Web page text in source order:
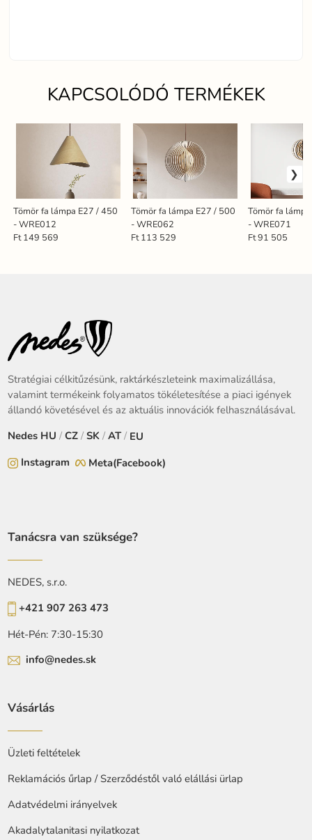
KAPCSOLÓDÓ TERMÉKEK
Tömör fa lámpa E27 / 450
- WRE012
Ft 149 569
Tömör fa lámpa E27 / 500
- WRE062
Ft 113 529
Tömör fa
- WRE071
Ft 91 505
Stratégiai célkitűzésünk, raktárkészleteink maximalizállása,
valamint termékeink folyamatos tökéletesítése a piaci igények
állandó követésével és az aktuális innovációk felhasználásával.
Nedes HU /CZ /SK / AT/ EU
Instagram
Meta(Facebook)
Tanácsra van szüksége?
NEDES, s.r.o.
+421 907 263 473
Hét-Pén: 7:30-15:30
info@nedes.sk
Vásárlás
Üzleti feltételek
Reklamációs űrlap / Szerződéstől való elállási ürlap
Adatvédelmi irányelvek
Akadalytalanitasi nyilatkozat